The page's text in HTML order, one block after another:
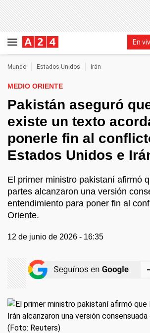
En
Mundo Estados Unidos Irán
MEDIO ORIENTE
Pakistán aseguró
existe un texto
ponerle fin al
Estados Unidos e
El primer ministro pakistaní afirmó
partes alcanzaron una versión
entendimiento para poner fin al
Oriente.
12 de junio de 2026 - 16:35